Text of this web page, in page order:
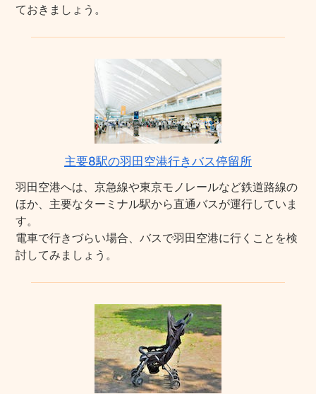
ておきましょう。
主要8駅の羽田空港行きバス停留所
羽田空港へは、京急線や東京モノレールなど鉄道路線の
ほか、主要なターミナル駅から直通バスが運行していま
す。
電車で行きづらい場合、バスで羽田空港に行くことを検
討してみましょう。